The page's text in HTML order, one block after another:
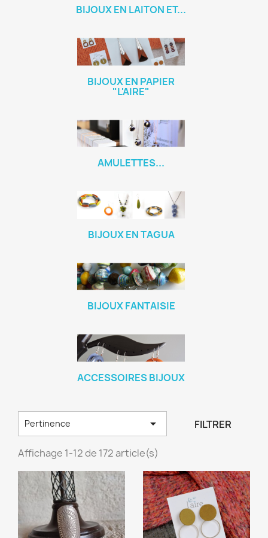
BIJOUX EN LAITON ET...
BIJOUX EN PAPIER
"L'AIRE"
AMULETTES...
BIJOUX EN TAGUA
BIJOUX FANTAISIE
ACCESSOIRES BIJOUX
Pertinence  FILTRER
Affichage 1-12 de 172 article(s)